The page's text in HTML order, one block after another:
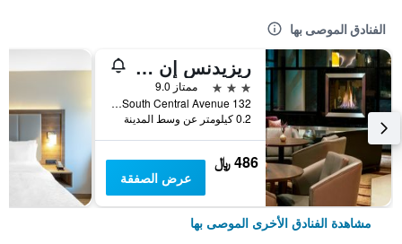
الفنادق الموصى بها
ريزيدنس إن فينيكس داونتاون
3 نجوم
ممتاز 9.0
132 South Central Avenue, فينيكس, AZ, الولايات المتحدة الأميريكية
0.2 كيلومتر عن وسط المدينة
486 ﷼
عرض الصفقة
مشاهدة الفنادق الأخرى الموصى بها